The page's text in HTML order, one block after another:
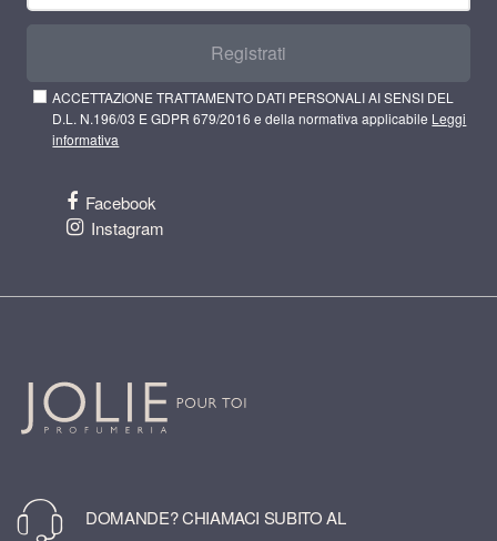
Registrati
ACCETTAZIONE TRATTAMENTO DATI PERSONALI AI SENSI DEL
D.L. N.196/03 E GDPR 679/2016 e della normativa applicabile Leggi
informativa
Facebook
Instagram
DOMANDE? CHIAMACI SUBITO AL